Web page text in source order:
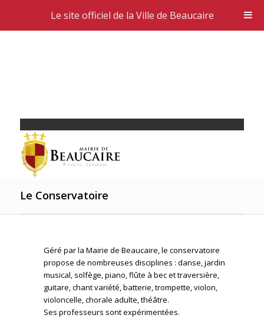
Le Conservatoire
Géré par la Mairie de Beaucaire, le conservatoire
propose de nombreuses disciplines : danse, jardin
musical, solfège, piano, flûte à bec et traversière,
guitare, chant variété, batterie, trompette, violon,
violoncelle, chorale adulte, théâtre.
Ses professeurs sont expérimentées.
Le site officiel de la Ville de Beaucaire